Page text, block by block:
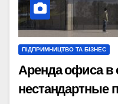
ПІДПРИМНИЦТВО ТА БІЗНЕС
Аренда офиса в
нестандартные